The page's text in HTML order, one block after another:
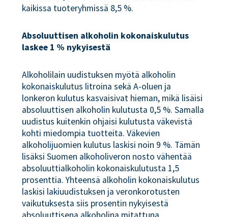
kaikissa tuoteryhmissä 8,5 %.
Absoluuttisen alkoholin kokonaiskulutus
laskee 1 % nykyisestä
Alkoholilain uudistuksen myötä alkoholin
kokonaiskulutus litroina sekä A-oluen ja
lonkeron kulutus kasvaisivat hieman, mikä lisäisi
absoluuttisen alkoholin kulutusta 0,5 %. Samalla
uudistus kuitenkin ohjaisi kulutusta väkevistä
kohti miedompia tuotteita. Väkevien
alkoholijuomien kulutus laskisi noin 9 %. Tämän
lisäksi Suomen alkoholiveron nosto vähentää
absoluuttialkoholin kokonaiskulutusta 1,5
prosenttia. Yhteensä alkoholin kokonaiskulutus
laskisi lakiuudistuksen ja veronkorotusten
vaikutuksesta siis prosentin nykyisestä